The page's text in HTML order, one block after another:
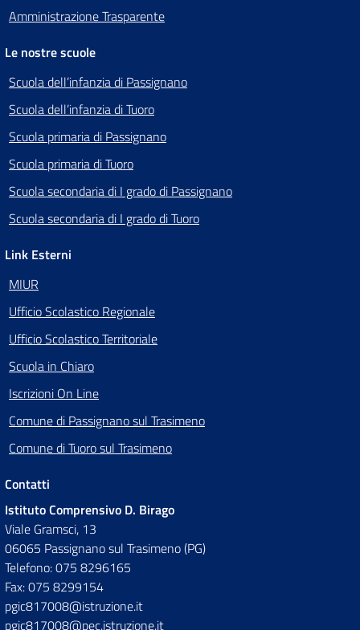
Amministrazione Trasparente
Le nostre scuole
Scuola dell’infanzia di Passignano
Scuola dell’infanzia di Tuoro
Scuola primaria di Passignano
Scuola primaria di Tuoro
Scuola secondaria di I grado di Passignano
Scuola secondaria di I grado di Tuoro
Link Esterni
MIUR
Ufficio Scolastico Regionale
Ufficio Scolastico Territoriale
Scuola in Chiaro
Iscrizioni On Line
Comune di Passignano sul Trasimeno
Comune di Tuoro sul Trasimeno
Contatti
Istituto Comprensivo D. Birago
Viale Gramsci, 13
06065 Passignano sul Trasimeno (PG)
Telefono: 075 8296165
Fax: 075 8299154
pgic817008@istruzione.it
pgic817008@pec.istruzione.it